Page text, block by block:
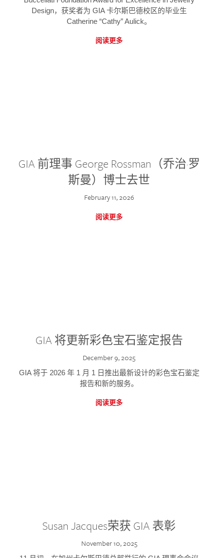
Design，获奖者为 GIA 卡尔斯巴德校区的毕业生
Catherine “Cathy” Aulick。
阅读更多
GIA 前理事 George Rossman（乔治·罗
斯曼）博士去世
February 11, 2026
阅读更多
GIA 将更新彩色宝石鉴定报告
December 9, 2025
GIA 将于 2026 年 1 月 1 日推出最新设计的彩色宝石鉴定
报告和新的服务。
阅读更多
Susan Jacques荣获 GIA 表彰
November 10, 2025